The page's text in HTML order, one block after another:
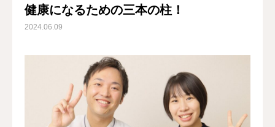
健康になるための三本の柱！
2024.06.09アクセス